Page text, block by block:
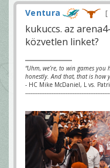
Ventura
kukuccs. az
közvetlen linket?
“Uhm, we’re, to win games
honestly. And that, that is how
- HC Mike McDaniel, L vs.